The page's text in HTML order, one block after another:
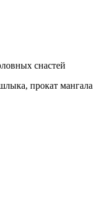
снастей
прокат мангала